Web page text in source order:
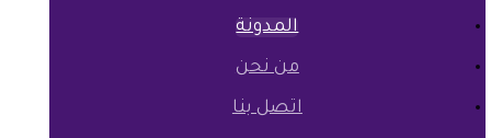
المدونة
من نحن
اتصل بنا